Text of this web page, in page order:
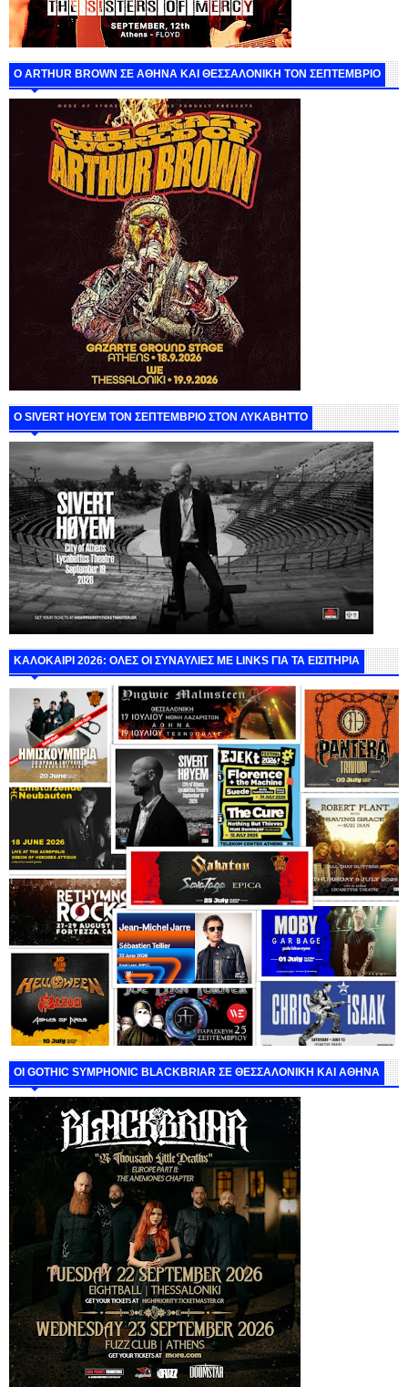
O ARTHUR BROWN ΣΕ ΑΘΗΝΑ ΚΑΙ ΘΕΣΣΑΛΟΝΙΚΗ ΤΟΝ ΣΕΠΤΕΜΒΡΙΟ
Ο SIVERT HOYEM ΤΟΝ ΣΕΠΤΕΜΒΡΙΟ ΣΤΟΝ ΛΥΚΑΒΗΤΤΟ
ΚΑΛΟΚΑΙΡΙ 2026: ΟΛΕΣ ΟΙ ΣΥΝΑΥΛΙΕΣ ΜΕ LINKS ΓΙΑ ΤΑ ΕΙΣΙΤΗΡΙΑ
ΟΙ GOTHIC SYMPHONIC BLACKBRIAR ΣΕ ΘΕΣΣΑΛΟΝΙΚΗ ΚΑΙ ΑΘΗΝΑ